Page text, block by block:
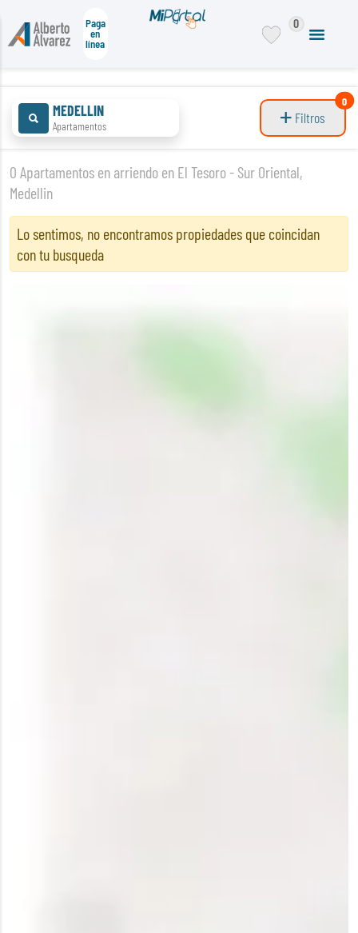
Paga
en
línea
0
MEDELLIN
Apartamentos Filtros
0
0 Apartamentos en arriendo en El Tesoro - Sur Oriental,
Medellin
Lo sentimos, no encontramos propiedades que coincidan
con tu busqueda